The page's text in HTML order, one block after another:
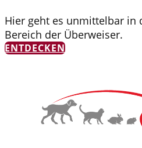
Hier geht es unmittelbar in
Bereich der Überweiser.
ENTDECKEN